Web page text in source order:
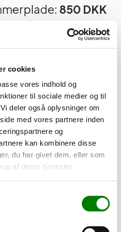
cookies
vores indhold og
til sociale medier og til
deler også oplysninger om
med vores partnere inden
og
kan kombinere disse
du har givet dem, eller som
af deres tjenester.
850 DKK
os, vil du modtage en e-mail,
er nødvendige for at kunne
Du skal blot besvare e-
oplysninger.
naturligvis altid velkommen til